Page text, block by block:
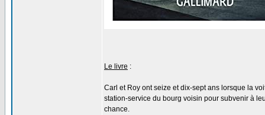
Le livre :
Carl et Roy ont seize et dix-sept ans lorsque la
station-service du bourg voisin pour subvenir à
chance.